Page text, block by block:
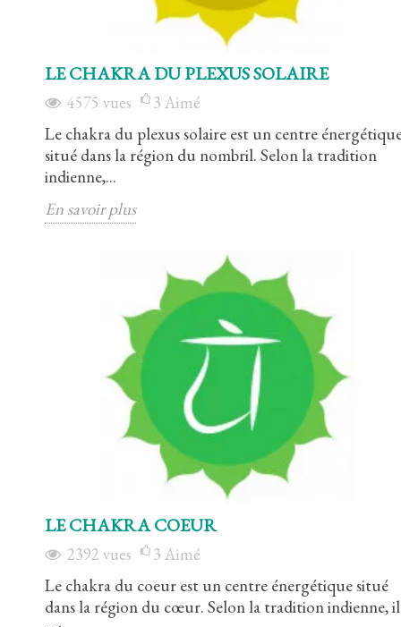
LE CHAKRA DU PLEXUS SOLAIRE
4575 vues 3 Aimé
Le chakra du plexus solaire est un centre
situé dans la région du nombril. Selon la tradition
indienne,...
En savoir plus
LE CHAKRA COEUR
2392 vues 3 Aimé
Le chakra du coeur est un centre énergétique situé
dans la région du cœur. Selon la tradition indienne, il